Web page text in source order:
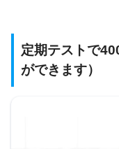
定期テストで
ができます）